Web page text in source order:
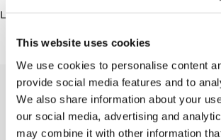
This website uses cookies
We use cookies to personalise content
provide social media features and to
We also share information about your
our social media, advertising and
may combine it with other information
Lignende produkter